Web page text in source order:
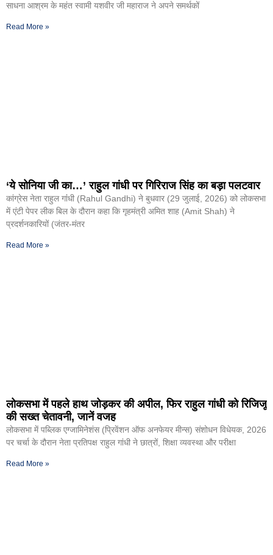
साधना आश्रम के महंत स्वामी यशवीर जी महाराज ने अपने समर्थकों
Read More »
‘ये सोनिया जी का…’ राहुल गांधी पर गिरिराज सिंह का बड़ा पलटवार
कांग्रेस नेता राहुल गांंधी (Rahul Gandhi) ने बुधवार (29 जुलाई, 2026) को लोकसभा
में एंटी पेपर लीक बिल के दौरान कहा कि गृहमंत्री अमित शाह (Amit Shah) ने
प्रदर्शनकारियों (जंतर-मंतर
Read More »
लोकसभा में पहले हाथ जोड़कर की अपील, फिर राहुल गांधी को रिजिजू
की सख्त चेतावनी, जानें वजह
लोकसभा में पब्लिक एग्जामिनेशंस (प्रिवेंशन ऑफ अनफेयर मीन्स) संशोधन विधेयक, 2026
पर चर्चा के दौरान नेता प्रतिपक्ष राहुल गांधी ने छात्रों, शिक्षा व्यवस्था और परीक्षा
Read More »